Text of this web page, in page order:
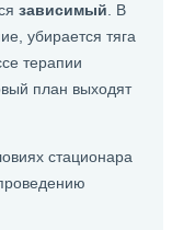
зависимый . В
убирается тяга
терапии
план выходят
стационара